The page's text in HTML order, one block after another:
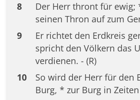
8
Der Herr thront für ewig;
seinen Thron auf zum
9
Er richtet den Erdkreis
spricht den Völkern das
verdienen. - (R)
10
So wird der Herr für den
Burg, * zur Burg in